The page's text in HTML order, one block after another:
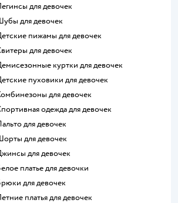
Легинсы для девочек
Шубы для девочек
Детские пижамы для девочек
Свитеры для девочек
Демисезонные куртки для девочек
Детские пуховики для девочек
Комбинезоны для девочек
Спортивная одежда для девочек
Пальто для девочек
Шорты для девочек
Джинсы для девочек
Белое платье для девочки
Брюки для девочек
Летние платья для девочек